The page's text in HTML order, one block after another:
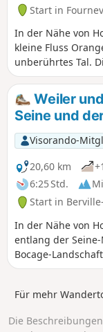
Start in
In der Nähe von
kleine Fluss
unberührtes Tal.
durch eine
umgebenen
Fachwerkhäusern,
Konzentrat der
Weiler
Seine und
Visorando-
20,60 km
6:25 Std.
Start in
In der Nähe von
entlang der
Bocage-
Wanderung auf
Für mehr
Die